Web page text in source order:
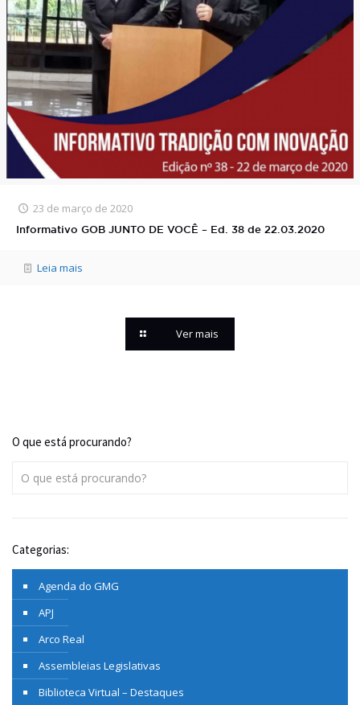
23 de março de 2020
Informativo GOB JUNTO DE VOCÊ – Ed. 38 de 22.03.2020
Leia mais
Ver mais
O que está procurando?
Categorias:
Agenda do GMG
APJ
Arco Real
Assembleias Legislativas
Biblioteca Virtual – Destaques